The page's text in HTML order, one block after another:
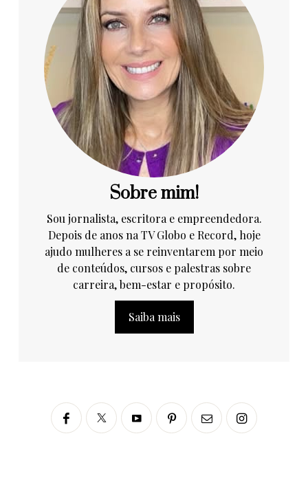
Sobre mim!
Sou jornalista, escritora e empreendedora.
Depois de anos na TV Globo e Record, hoje
ajudo mulheres a se reinventarem por meio
de conteúdos, cursos e palestras sobre
carreira, bem-estar e propósito.
Saiba mais